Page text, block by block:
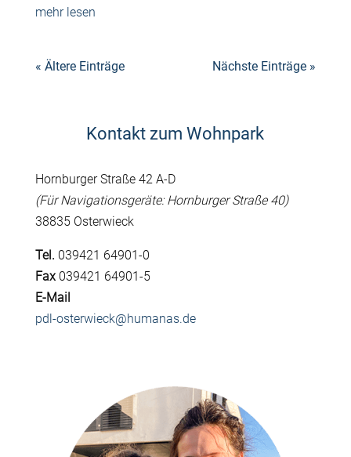
mehr lesen
« Ältere Einträge Nächste Einträge »
Kontakt zum Wohnpark
Hornburger Straße 42 A-D
(Für Navigationsgeräte: Hornburger Straße 40)
38835 Osterwieck
Tel. 039421 64901-0
Fax039421 64901-5
E-Mail
pdl-osterwieck@humanas.de